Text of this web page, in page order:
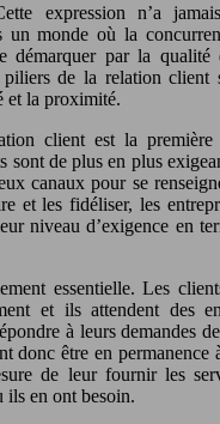
expression n’a
un monde où la
démarquer par la qualité
de la relation client
et la proximité.
client est la première
sont de plus en plus
canaux pour se
et les fidéliser, les
niveau d’exigence en
essentielle. Les
et ils attendent des
à leurs demandes
donc être en permanence
de leur fournir les
ils en ont besoin.